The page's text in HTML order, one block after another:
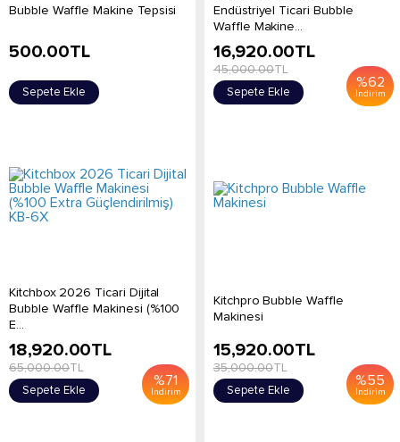
Bubble Waffle Makine Tepsisi
500.00TL
Sepete Ekle
Endüstriyel Ticari Bubble
Waffle Makine...
%62
İndirim
16,920.00TL
45,000.00TL
Sepete Ekle
Kitchbox 2026 Ticari Dijital
Bubble Waffle Makinesi (%100
E...
%71
İndirim
18,920.00TL
65,000.00TL
Sepete Ekle
Kitchpro Bubble Waffle
Makinesi
%55
İndirim
15,920.00TL
35,000.00TL
Sepete Ekle